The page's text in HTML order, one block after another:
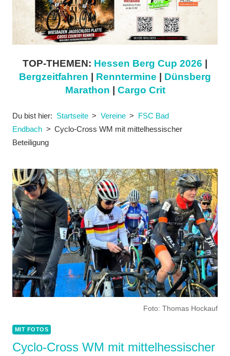
TOP-THEMEN: Hessen Berg Cup 2026 |
Bergzeitfahren | Renntermine | Dünsberg
Marathon | Cargo Crit
Du bist hier: Startseite Vereine
FSC Bad
Endbach
Cyclo-Cross WM mit mittelhessischer
Beteiligung
Foto: Thomas Hockauf
MIT FOTOS
Cyclo-Cross WM mit mittelhessischer